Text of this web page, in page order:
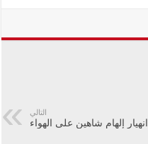
التالي
انهيار إلهام شاهين على الهواء